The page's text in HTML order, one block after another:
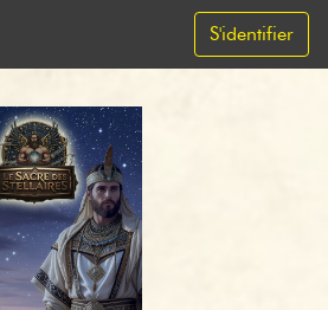
S'identifier